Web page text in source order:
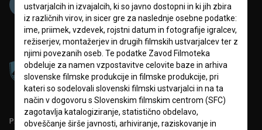
PARTNERJI
ustvarjalcih in izvajalcih, ki so javno dostopni in ki jih zbira
iz različnih virov, in sicer gre za naslednje osebne podatke:
ime, priimek, vzdevek, rojstni datum in fotografije igralcev,
režiserjev, montažerjev in drugih filmskih ustvarjalcev ter z
njimi povezanih oseb. Te podatke Zavod Filmoteka
obdeluje za namen vzpostavitve celovite baze in arhiva
slovenske filmske produkcije in filmske produkcije, pri
kateri so sodelovali slovenski filmski ustvarjalci in na ta
način v dogovoru s Slovenskim filmskim centrom (SFC)
zagotavlja katalogiziranje, statistično obdelavo,
obveščanje širše javnosti, arhiviranje, raziskovanje in